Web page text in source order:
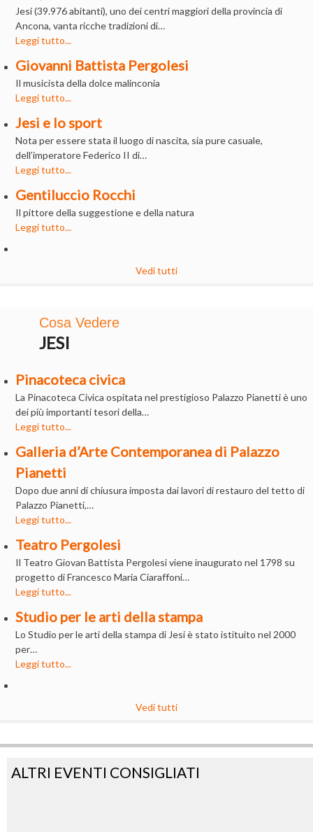
Jesi (39.976 abitanti), uno dei centri maggiori della provincia di
Ancona, vanta ricche tradizioni di…
Leggi tutto...
Giovanni Battista Pergolesi
Il musicista della dolce malinconia
Leggi tutto...
Jesi e lo sport
Nota per essere stata il luogo di nascita, sia pure casuale,
dell’imperatore Federico II di…
Leggi tutto...
Gentiluccio Rocchi
Il pittore della suggestione e della natura
Leggi tutto...
Vedi tutti
Cosa Vedere
JESI
Pinacoteca civica
La Pinacoteca Civica ospitata nel prestigioso Palazzo Pianetti è uno
dei più importanti tesori della…
Leggi tutto...
Galleria d’Arte Contemporanea di Palazzo
Pianetti
Dopo due anni di chiusura imposta dai lavori di restauro del tetto di
Palazzo Pianetti,…
Leggi tutto...
Teatro Pergolesi
Il Teatro Giovan Battista Pergolesi viene inaugurato nel 1798 su
progetto di Francesco Maria Ciaraffoni…
Leggi tutto...
Studio per le arti della stampa
Lo Studio per le arti della stampa di Jesi è stato istituito nel 2000
per…
Leggi tutto...
Vedi tutti
ALTRI EVENTI CONSIGLIATI